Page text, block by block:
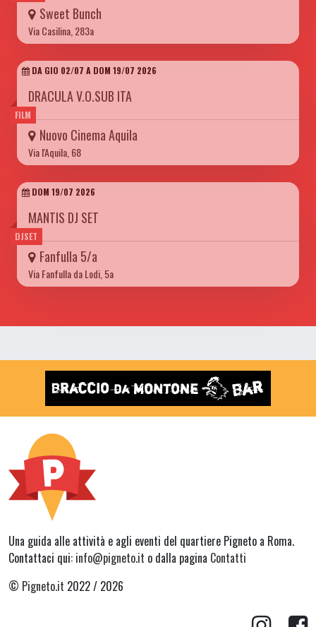
Sweet Bunch
Via Casilina, 283a
FILM
DA GIO 02/07 A DOM 19/07 2026
DRACULA V.O.SUB ITA
Nuovo Cinema Aquila
Via l'Aquila, 68
DJSET
DOM 19/07 2026
MANTIS DJ SET
Fanfulla 5/a
Via Fanfulla da Lodi, 5a
Una guida alle attività e agli eventi del quartiere Pigneto a Roma.
Contattaci qui: info@pigneto.it o dalla pagina Contatti
© Pigneto.it 2022 / 2026